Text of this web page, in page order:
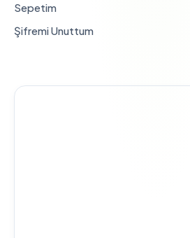
Sepetim
Şifremi Unuttum